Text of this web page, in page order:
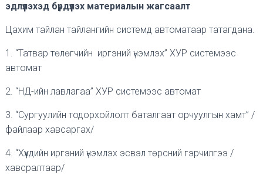
эдлүүлэхэд бүрдүүлэх материалын жагсаалт
Цахим тайлан тайлангийн системд автоматаар татагдана.
1. “Татвар төлөгчийн иргэний үнэмлэх” ХУР системээс
автомат
2. “НД-ийн лавлагаа” ХУР системээс автомат
3. “Сургуулийн тодорхойлолт баталгаат орчуулгын хамт” /
файлаар хавсаргах/
4. “Хүүхдийн иргэний үнэмлэх эсвэл төрсний гэрчилгээ /
хавсралтаар/